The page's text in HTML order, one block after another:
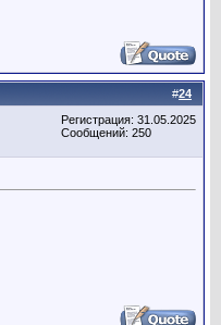
#24
Регистрация: 31.05.2025
Сообщений: 250